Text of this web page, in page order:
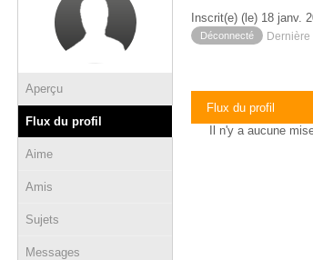
Aperçu
Flux du profil
Aime
Amis
Sujets
Messages
Inscrit(e) (le) 18 janv.
Déconnecté
Flux du profil
Il n'y a aucune